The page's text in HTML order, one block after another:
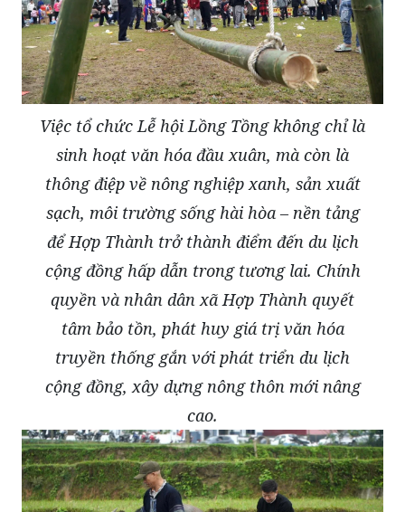
Việc tổ chức Lễ hội Lồng Tồng không chỉ là
sinh hoạt văn hóa đầu xuân, mà còn là
thông điệp về nông nghiệp xanh, sản xuất
sạch, môi trường sống hài hòa – nền tảng
để Hợp Thành trở thành điểm đến du lịch
cộng đồng hấp dẫn trong tương lai. Chính
quyền và nhân dân xã Hợp Thành quyết
tâm bảo tồn, phát huy giá trị văn hóa
truyền thống gắn với phát triển du lịch
cộng đồng, xây dựng nông thôn mới nâng
cao.